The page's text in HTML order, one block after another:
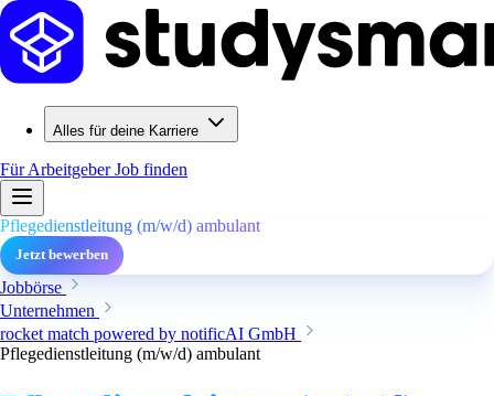
Alles für deine Karriere
Für ArbeitgeberJob finden
Pflegedienstleitung (m/w/d) ambulant
Jetzt bewerben
Jobbörse
Unternehmen
rocket match powered by notificAI GmbH
Pflegedienstleitung (m/w/d) ambulant